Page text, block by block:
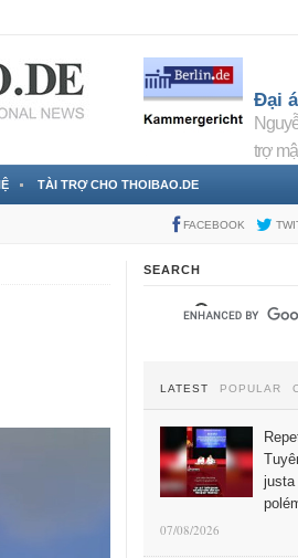
Đại
trợ
TÀI TRỢ CHO THOIBAO.DE
FACEBOOK
SEARCH
LATEST POPULAR
justa
07/08/2026